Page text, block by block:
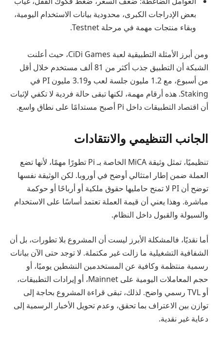
بعض الإدراجات الكبرى، محدودية بيانات الاستخدام اليومية،
وبقاء منتجات مهمة في مرحلة Testnet.
ومن أبرز الأمثلة التطبيقية لعبة CiDi Games، حيث أعلنت
الشبكة أن التطبيق جذب أكثر من 81 ألف مستخدم خلال أقل
من أسبوع، مع 1.2 مليون جلسة لعب و3.19 مليون PI في
Staking. هذه أرقام مهمة، لكنها تبقى حالة فردية لا تكفي لإثبات
أن اقتصاد التطبيقات داخل Pi أصبح مستدامًا على نطاق واسع.
الجانب التنظيمي والانتقادات
تنظيميًا، تمثل وثيقة MiCA الخاصة بـ Pi تطورًا مهمًا، لأنها تضع
العملة ضمن إطار امتثالي أوضح في أوروبا. لكن الوثيقة نفسها
توضح أن PI لا تمنح حامليها حقوق ملكية أو أرباحًا أو حوكمة
مباشرة. وهذا يعني أن قيمة العملة تعتمد أساسًا على الاستخدام
والسيولة والقبول داخل النظام.
أما نقديًا، فالمشكلة الأبرز ليست أن المشروع بلا تطورات، بل أن
الشفافية التشغيلية ما زالت غير مكتملة. لا توجد حتى الآن بيانات
رسمية منتظمة وكافية عن المستخدمين النشطين يوميًا، أو
حجم المعاملات اليومية على Mainnet، أو إيرادات التطبيقات،
أو TVL رسمي واضح. لذلك، تبقى قراءة المشروع بحاجة إلى
توازن بين الاعتراف بما تحقق، وعدم تحويل الأخبار الرسمية إلى
دعاية غير نقدية.